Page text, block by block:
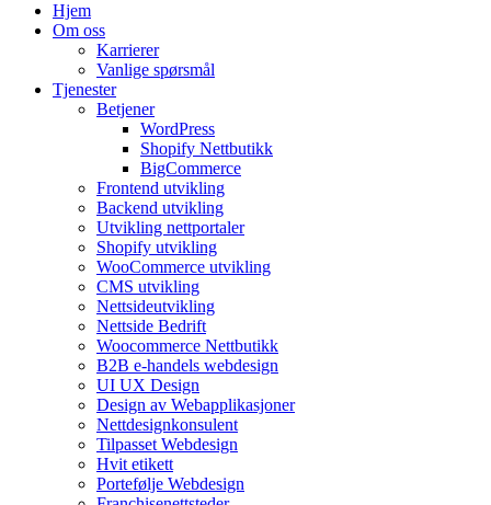
Hjem
Om oss
Karrierer
Vanlige spørsmål
Tjenester
Betjener
WordPress
Shopify Nettbutikk
BigCommerce
Frontend utvikling
Backend utvikling
Utvikling nettportaler
Shopify utvikling
WooCommerce utvikling
CMS utvikling
Nettsideutvikling
Nettside Bedrift
Woocommerce Nettbutikk
B2B e-handels webdesign
UI UX Design
Design av Webapplikasjoner
Nettdesignkonsulent
Tilpasset Webdesign
Hvit etikett
Portefølje Webdesign